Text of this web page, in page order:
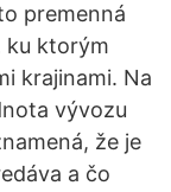
premenná
ku ktorým
krajinami. Na
vývozu
že je
a čo